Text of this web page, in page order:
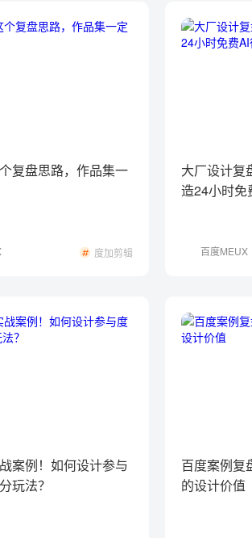
复盘思路，作品集一
度加剪辑
大厂设计复
造24小时免
百度MEUX
案例！如何设计参与
玩法？
百度案例复
的设计价值